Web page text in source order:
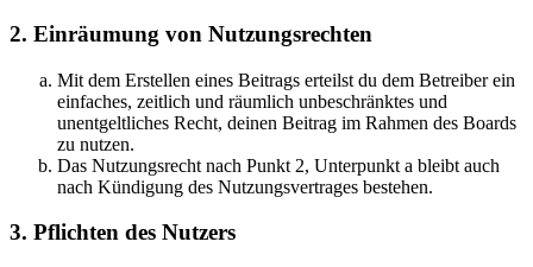
2. Einräumung von Nutzungsrechten
Mit dem Erstellen eines Beitrags erteilst du dem Betreiber ein
einfaches, zeitlich und räumlich unbeschränktes und
unentgeltliches Recht, deinen Beitrag im Rahmen des Boards
zu nutzen.
Das Nutzungsrecht nach Punkt 2, Unterpunkt a bleibt auch
nach Kündigung des Nutzungsvertrages bestehen.
3. Pflichten des Nutzers